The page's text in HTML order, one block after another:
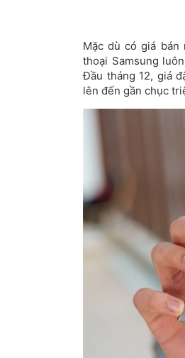
Mặc dù có giá
thoại Samsung
Đầu tháng 12, giá
lên đến gần chục